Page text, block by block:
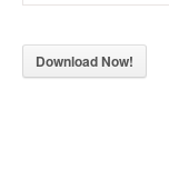
Download Now!